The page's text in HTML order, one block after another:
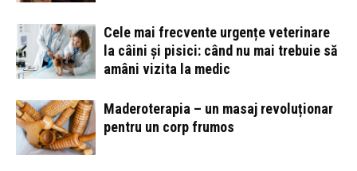
Cele mai frecvente urgențe veterinare
la câini și pisici: când nu mai trebuie să
amâni vizita la medic
Maderoterapia – un masaj revoluționar
pentru un corp frumos